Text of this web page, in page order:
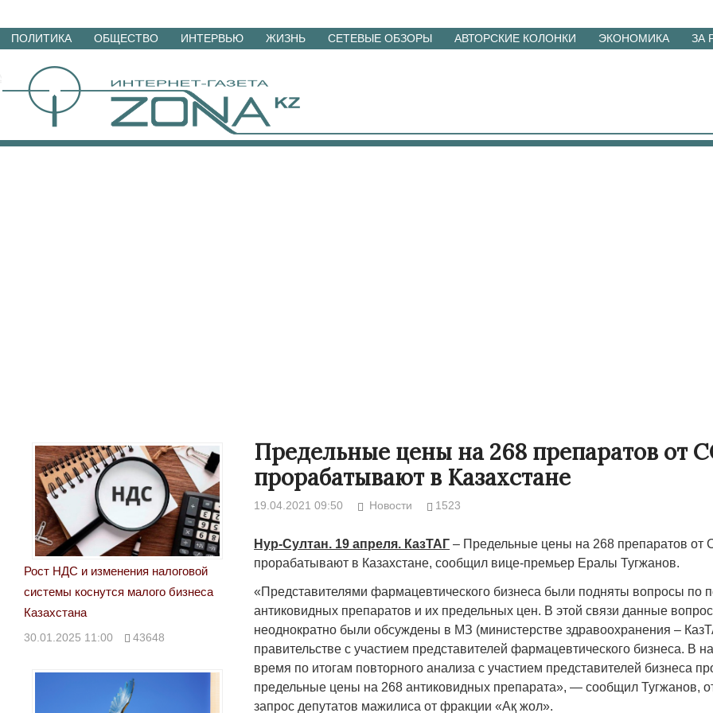
Перейти
материалам
ПОЛИТИКА ОБЩЕСТВО ИНТЕРВЬЮ ЖИЗНЬ СЕТЕВЫЕ ОБЗОРЫ АВТОРСКИЕ КОЛОНКИ ЭКОНОМИКА ЗА
Предельные цены на 268 препаратов от
прорабатывают в Казахстане
19.04.2021 09:50 Новости 1523
Нур-Султан. 19 апреля. КазТАГ – Предельные цены на 268 препаратов от
прорабатывают в Казахстане, сообщил вице-премьер Ералы Тугжанов.
«Представителями фармацевтического бизнеса были подняты вопросы по
антиковидных препаратов и их предельных цен. В этой связи данные
неоднократно были обсуждены в МЗ (министерстве здравоохранения –
правительстве с участием представителей фармацевтического бизнеса. В
время по итогам повторного анализа с участием представителей бизнеса
предельные цены на 268 антиковидных препарата», — сообщил Тугжанов,
запрос депутатов мажилиса от фракции «Ақ жол».
Рост НДС и изменения налоговой
системы коснутся малого бизнеса
Казахстана
30.01.2025 11:00 43648
всей Лондон может предать Вашингтон
28.10.2024 13:30 43112
Электрический колхоз
24.10.2024 18:00 40601
БРИКС: Казахстан между
глобальным Югом и коллективным
Западом
24.10.2024 16:00 39124
Санкции
военных Су-
казнокрады.
объявили
23.10.2024